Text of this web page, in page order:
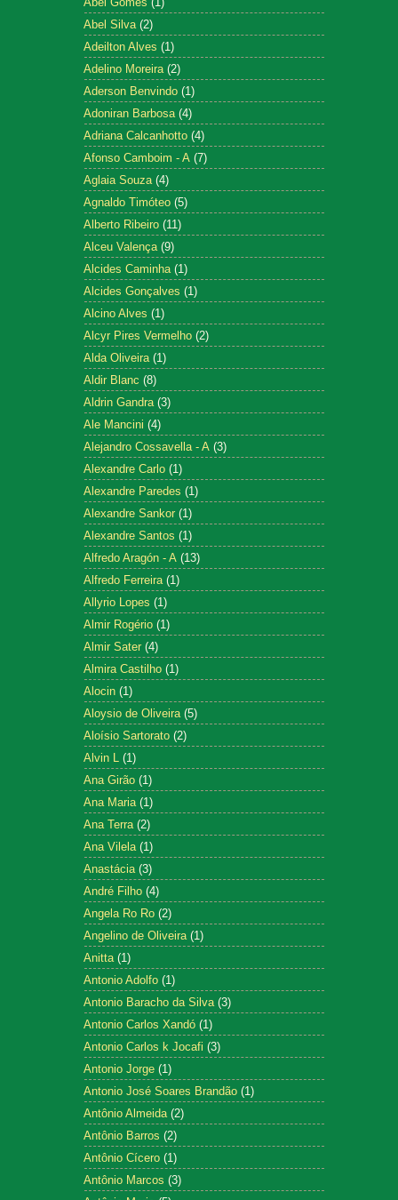
Abel Silva (2)
Adeilton Alves (1)
Adelino Moreira (2)
Aderson Benvindo (1)
Adoniran Barbosa (4)
Adriana Calcanhotto (4)
Afonso Camboim - A (7)
Aglaia Souza (4)
Agnaldo Timóteo (5)
Alberto Ribeiro (11)
Alceu Valença (9)
Alcides Caminha (1)
Alcides Gonçalves (1)
Alcino Alves (1)
Alcyr Pires Vermelho (2)
Alda Oliveira (1)
Aldir Blanc (8)
Aldrin Gandra (3)
Ale Mancini (4)
Alejandro Cossavella - A (3)
Alexandre Carlo (1)
Alexandre Paredes (1)
Alexandre Sankor (1)
Alexandre Santos (1)
Alfredo Aragón - A (13)
Alfredo Ferreira (1)
Allyrio Lopes (1)
Almir Rogério (1)
Almir Sater (4)
Almira Castilho (1)
Alocin (1)
Aloysio de Oliveira (5)
Aloísio Sartorato (2)
Alvin L (1)
Ana Girão (1)
Ana Maria (1)
Ana Terra (2)
Ana Vilela (1)
Anastácia (3)
André Filho (4)
Angela Ro Ro (2)
Angelino de Oliveira (1)
Anitta (1)
Antonio Adolfo (1)
Antonio Baracho da Silva (3)
Antonio Carlos Xandó (1)
Antonio Carlos k Jocafi (3)
Antonio Jorge (1)
Antonio José Soares Brandão (1)
Antônio Almeida (2)
Antônio Barros (2)
Antônio Cícero (1)
Antônio Marcos (3)